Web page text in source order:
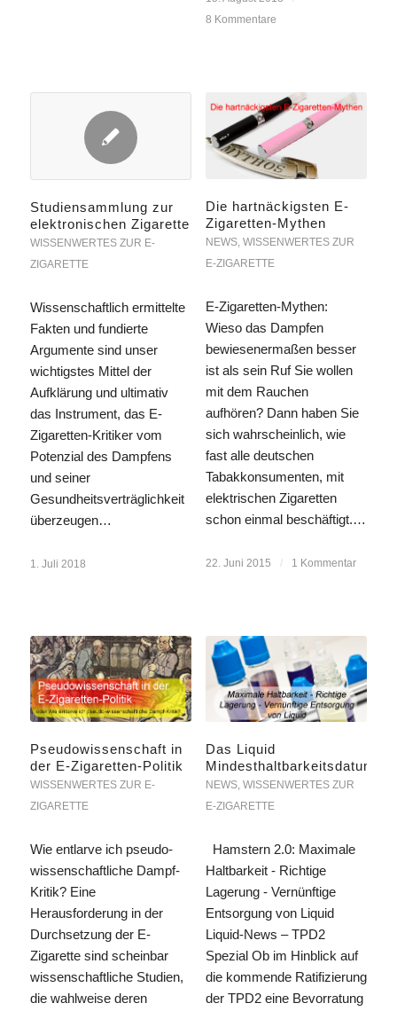
8 Kommentare
Studiensammlung zur
elektronischen Zigarette
WISSENWERTES ZUR E-
ZIGARETTE
Wissenschaftlich ermittelte
Fakten und fundierte
Argumente sind unser
wichtigstes Mittel der
Aufklärung und ultimativ
das Instrument, das E-
Zigaretten-Kritiker vom
Potenzial des Dampfens
und seiner
Gesundheitsverträglichkeit
überzeugen…
1. Juli 2018
Die hartnäckigsten E-
Zigaretten-Mythen
NEWS, WISSENWERTES ZUR
E-ZIGARETTE
E-Zigaretten-Mythen:
Wieso das Dampfen
bewiesenermaßen besser
ist als sein Ruf Sie wollen
mit dem Rauchen
aufhören? Dann haben Sie
sich wahrscheinlich, wie
fast alle deutschen
Tabakkonsumenten, mit
elektrischen Zigaretten
schon einmal beschäftigt.…
22. Juni 2015 / 1 Kommentar
Pseudowissenschaft in
der E-Zigaretten-Politik
WISSENWERTES ZUR E-
ZIGARETTE
Wie entlarve ich pseudo-
wissenschaftliche Dampf-
Kritik? Eine
Herausforderung in der
Durchsetzung der E-
Zigarette sind scheinbar
wissenschaftliche Studien,
die wahlweise deren
Das Liquid
Mindesthaltbarkeitsdatum
NEWS, WISSENWERTES ZUR
E-ZIGARETTE
Hamstern 2.0: Maximale
Haltbarkeit - Richtige
Lagerung - Vernünftige
Entsorgung von Liquid
Liquid-News – TPD2
Spezial Ob im Hinblick auf
die kommende Ratifizierung
der TPD2 eine Bevorratung